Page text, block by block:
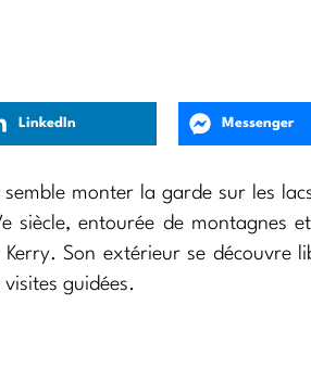
LinkedIn Messenger
semble monter la garde sur les
siècle, entourée de montagnes
Son extérieur se découvre
guidées.